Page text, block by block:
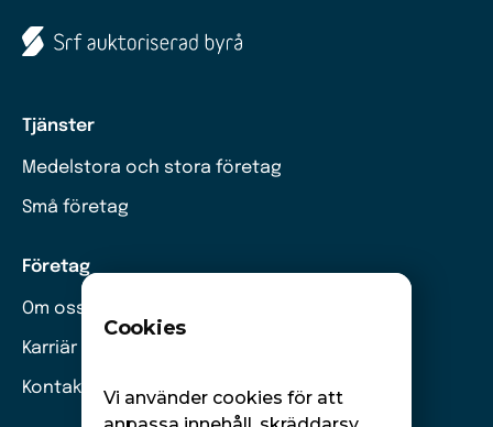
Tjänster
Medelstora och stora företag
Små företag
Företag
Om oss
Karriär
Kontakt
Cookies
Vi använder cookies för att